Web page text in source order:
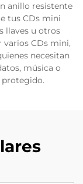
anillo resistente
tus CDs mini
llaves u otros
varios CDs mini,
necesitan
música o